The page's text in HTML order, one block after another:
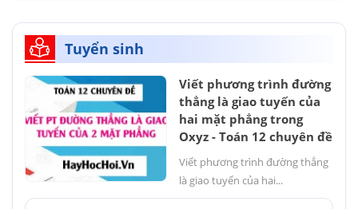
Tuyển sinh
Viết phương trình đường
thẳng là giao tuyến của
hai mặt phẳng trong
Oxyz - Toán 12 chuyên đề
Viết phương trình đường thẳng
là giao tuyến của hai...